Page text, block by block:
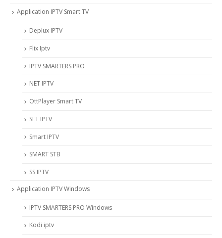
Application IPTV Smart TV
Deplux IPTV
Flix Iptv
IPTV SMARTERS PRO
NET IPTV
OttPlayer Smart TV
SET IPTV
Smart IPTV
SMART STB
SS IPTV
Application IPTV Windows
IPTV SMARTERS PRO Windows
Kodi iptv